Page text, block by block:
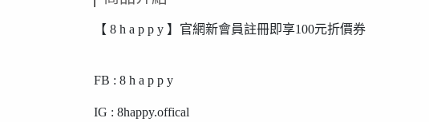
【 8 h a p p y 】官網新會員註冊即享100元折價券
FB : 8 h a p p y
IG : 8happy.offical